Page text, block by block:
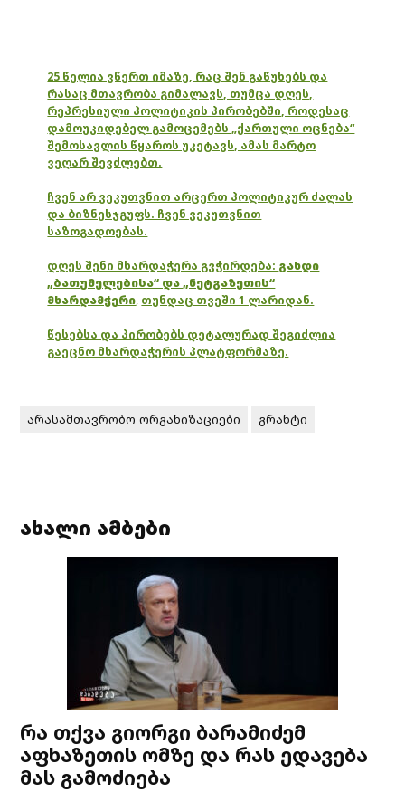
25 წელია ვწერთ იმაზე, რაც შენ გაწუხებს და
რასაც მთავრობა გიმალავს, თუმცა დღეს,
რეპრესიული პოლიტიკის პირობებში, როდესაც
დამოუკიდებელ გამოცემებს „ქართული ოცნება“
შემოსავლის წყაროს უკეტავს, ამას მარტო
ვეღარ შევძლებთ.
ჩვენ არ ვეკუთვნით არცერთ პოლიტიკურ ძალას
და ბიზნესჯგუფს. ჩვენ ვეკუთვნით
საზოგადოებას.
დღეს შენი მხარდაჭერა გვჭირდება: გახდი
„ბათუმელებისა“ და „ნეტგაზეთის“
მხარდამჭერი, თუნდაც თვეში 1 ლარიდან.
წესებსა და პირობებს დეტალურად შეგიძლია
გაეცნო მხარდაჭერის პლატფორმაზე.
არასამთავრობო ორგანიზაციები გრანტი
ახალი ამბები
რა თქვა გიორგი ბარამიძემ
აფხაზეთის ომზე და რას ედავება
მას გამოძიება